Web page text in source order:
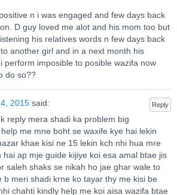
n i was engaged and few days back
D guy loved me alot and his mom too but
his relatives words n few days back
another girl and in a next month his
perform imposible to posible wazifa now
do so??
Reply
2015 said:
reply mera shadi ka problem big
me mne boht se waxife kye hai lekin
khae kisi ne 15 lekin kch nhi hua mre
ap mje guide kijiye koi esa amal btae jis
saleh shaks se nikah ho jae ghar wale to
b meri shadi krne ko tayar thy me kisi be
chahti kindly help me koi aisa wazifa btae